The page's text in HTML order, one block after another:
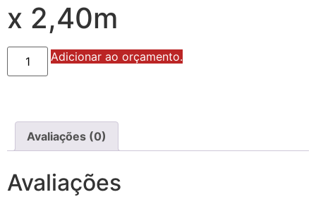
x 2,40m
AL2
Instalação
2,00
2,40m
quantidade
Adicionar ao orçamento.
Avaliações (0)
Avaliações